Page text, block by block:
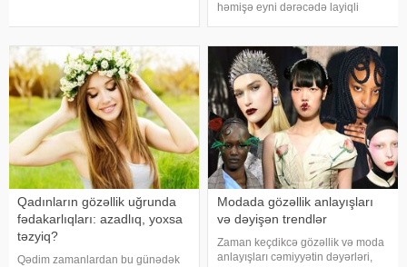
korlayır: tellər quruyur, sını
həmişə eyni dərəcədə layiqli
istifadəçisinin yox, Heyli Biberin də
sınadığı sensasion latte makiyajı
Qadınların gözəllik uğrunda
fədakarlıqları: azadlıq, yoxsa
təzyiq?
Qədim zamanlardan bu günədək
Modada gözəllik anlayışları
və dəyişən trendlər
Zaman keçdikcə gözəllik və moda
anlayışları cəmiyyətin dəyərləri,